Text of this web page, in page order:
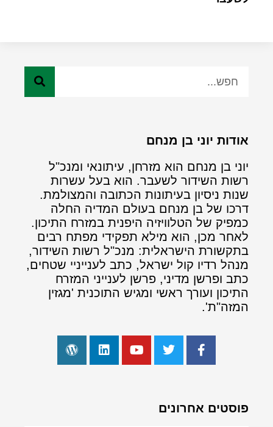
אודות יוני בן מנחם
יוני בן מנחם הוא מזרחן, עיתונאי ומנכ"ל
רשות השידור לשעבר. הוא בעל עשרות
שנות ניסיון בעיתונות הכתובה והמצולמת.
דרכו של בן מנחם בעולם המדיה החלה
כמפיק של הטלוויזיה היפנית במזרח התיכון.
לאחר מכן, הוא מילא תפקידי מפתח רבים
בתקשורת הישראלית: מנכ"ל רשות השידור,
מנהל רדיו קול ישראל, כתב לענייניי שטחים,
כתב ופרשן מדיני, פרשן לענייני המזרח
התיכון ועורך ראשי ומגיש התוכנית 'מגזין
המזה"ת'.
פוסטים אחרונים